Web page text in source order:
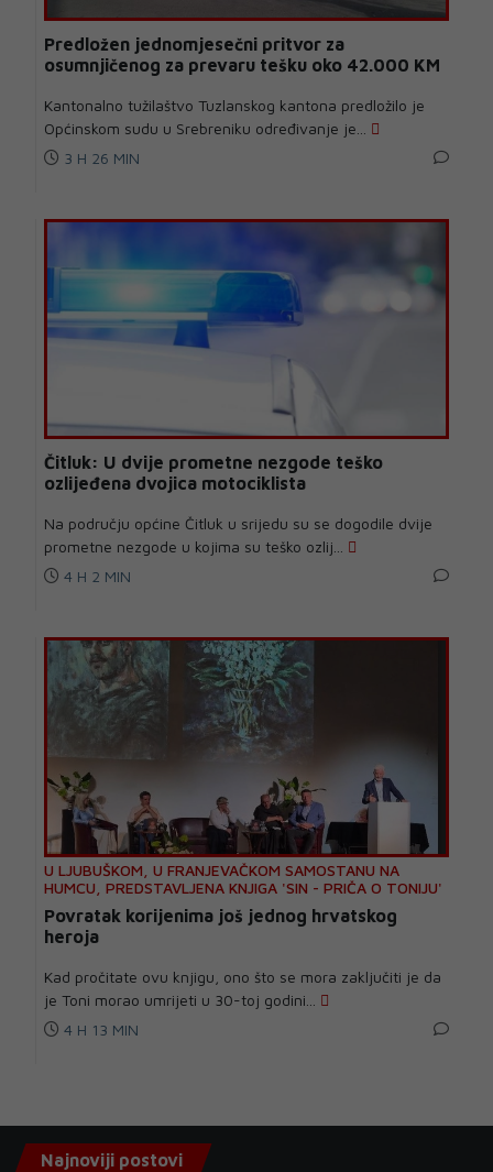
Predložen jednomjesečni pritvor za
osumnjičenog za prevaru tešku oko 42.000 KM
Kantonalno tužilaštvo Tuzlanskog kantona predložilo je
Općinskom sudu u Srebreniku određivanje je...
3 H 26 MIN
Čitluk: U dvije prometne nezgode teško
ozlijeđena dvojica motociklista
Na području općine Čitluk u srijedu su se dogodile dvije
prometne nezgode u kojima su teško ozlij...
4 H 2 MIN
U LJUBUŠKOM, U FRANJEVAČKOM SAMOSTANU NA
HUMCU, PREDSTAVLJENA KNJIGA 'SIN - PRIČA O TONIJU'
Povratak korijenima još jednog hrvatskog
heroja
Kad pročitate ovu knjigu, ono što se mora zaključiti je da
je Toni morao umrijeti u 30-toj godini...
4 H 13 MIN
Najnoviji postovi